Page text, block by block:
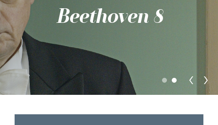
Tulossa
Menneet
Liput
Yleisölle
Orkesteri
Beethoven 8